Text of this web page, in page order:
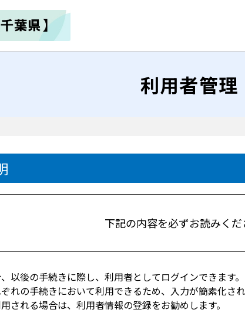
利用者管理
下記の内容を必ずお読みくだ
以後の手続きに際し、利用者としてログインできます。
れの手続きにおいて利用できるため、入力が簡素化され
される場合は、利用者情報の登録をお勧めします。